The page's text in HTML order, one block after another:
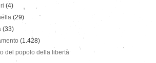
(4)
(29)
(33)
(1.428)
del popolo della libertà